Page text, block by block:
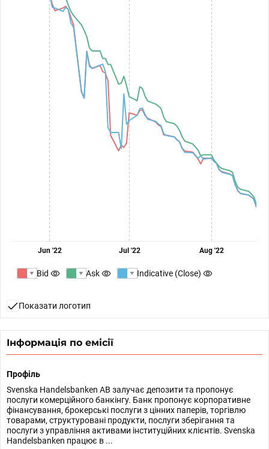
Jun '22 Jul '22 Aug '22
Bid Ask Indicative (Close)
Показати логотип
Інформація по емісії
Профіль
Svenska Handelsbanken AB залучає депозити та пропонує
послуги комерційного банкінгу. Банк пропонує корпоративне
фінансування, брокерські послуги з цінних паперів, торгівлю
товарами, структуровані продукти, послуги зберігання та
послуги з управління активами інституційних клієнтів. Svenska
Handelsbanken працює в ...